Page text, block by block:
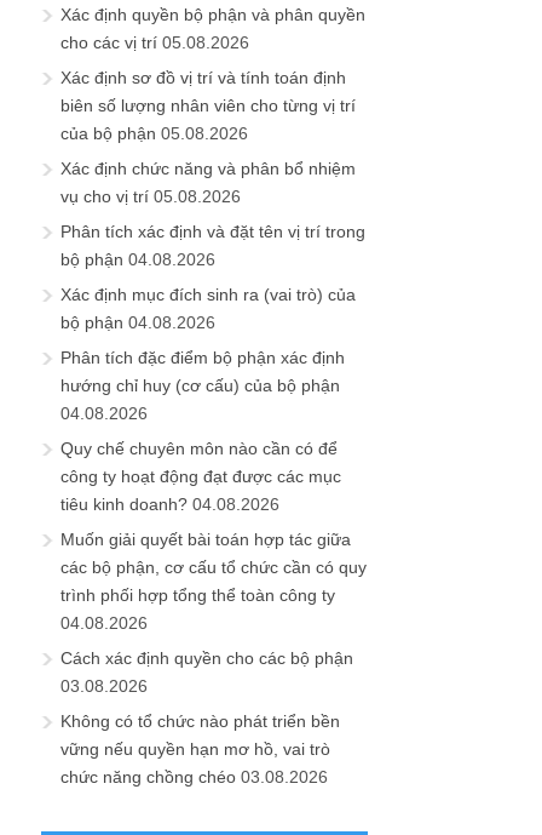
Xác định quyền bộ phận và phân quyền
cho các vị trí 05.08.2026
Xác định sơ đồ vị trí và tính toán định
biên số lượng nhân viên cho từng vị trí
của bộ phận 05.08.2026
Xác định chức năng và phân bổ nhiệm
vụ cho vị trí 05.08.2026
Phân tích xác định và đặt tên vị trí trong
bộ phận 04.08.2026
Xác định mục đích sinh ra (vai trò) của
bộ phận 04.08.2026
Phân tích đặc điểm bộ phận xác định
hướng chỉ huy (cơ cấu) của bộ phận
04.08.2026
Quy chế chuyên môn nào cần có để
công ty hoạt động đạt được các mục
tiêu kinh doanh? 04.08.2026
Muốn giải quyết bài toán hợp tác giữa
các bộ phận, cơ cấu tổ chức cần có quy
trình phối hợp tổng thể toàn công ty
04.08.2026
Cách xác định quyền cho các bộ phận
03.08.2026
Không có tổ chức nào phát triển bền
vững nếu quyền hạn mơ hồ, vai trò
chức năng chồng chéo 03.08.2026